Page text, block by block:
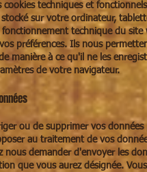
cookies techniques et
sur votre ordinateur,
fonctionnement technique du
préférences. Ils nous
manière à ce qu'il ne les
de votre navigateur.
ou de supprimer vos
au traitement de vos
nous demander d'envoyer les
que vous aurez désignée.